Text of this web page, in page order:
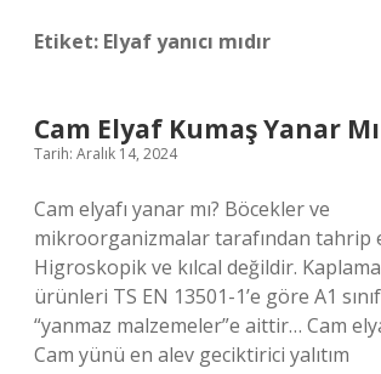
Etiket: Elyaf yanıcı mıdır
Cam Elyaf Kumaş Yanar Mı
Tarih: Aralık 14, 2024
Cam elyafı yanar mı? Böcekler ve
mikroorganizmalar tarafından tahrip
Higroskopik ve kılcal değildir.
ürünleri TS EN 13501-1’e göre A1
“yanmaz malzemeler”e aittir… Cam
Cam yünü en alev geciktirici yalıtım